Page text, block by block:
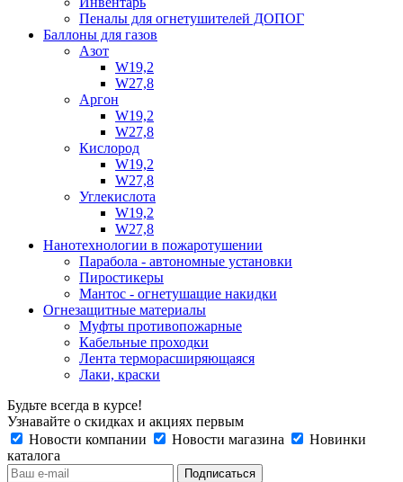
Пеналы для огнетушителей ДОПОГ
Баллоны для газов
Азот
W19,2
W27,8
Аргон
W19,2
W27,8
Кислород
W19,2
W27,8
Углекислота
W19,2
W27,8
Нанотехнологии в пожаротушении
Парабола - автономные установки
Пиростикеры
Мантос - огнетушащие накидки
Огнезащитные материалы
Муфты противопожарные
Кабельные проходки
Лента терморасширяющаяся
Лаки, краски
Будьте всегда в курсе!
Узнавайте о скидках и акциях первым
Новости компании
Новости магазина
Новинки
каталога